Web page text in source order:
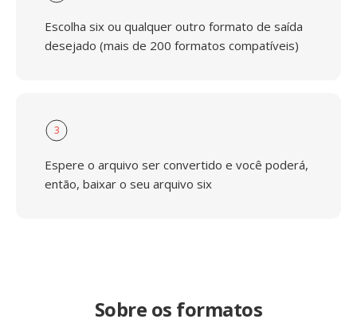
Escolha six ou qualquer outro formato de saída
desejado (mais de 200 formatos compatíveis)
3
Espere o arquivo ser convertido e você poderá,
então, baixar o seu arquivo six
Sobre os formatos